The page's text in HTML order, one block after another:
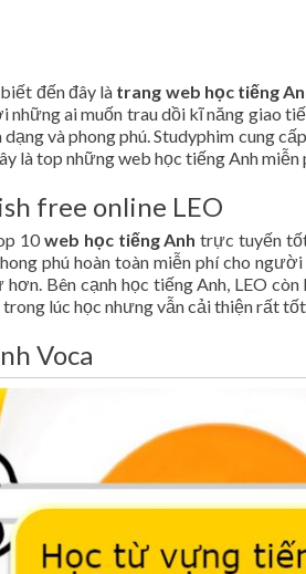
đến đây là trang web học tiếng
những ai muốn trau dồi kĩ năng giao
và phong phú. Studyphim cung
là top những web học tiếng Anh
free online LEO
10 web học tiếng Anh trực tuyến
phú hoàn toàn miễn phí cho
hơn. Bên cạnh học tiếng Anh, LEO
lúc học nhưng vẫn cải thiện rất
Voca